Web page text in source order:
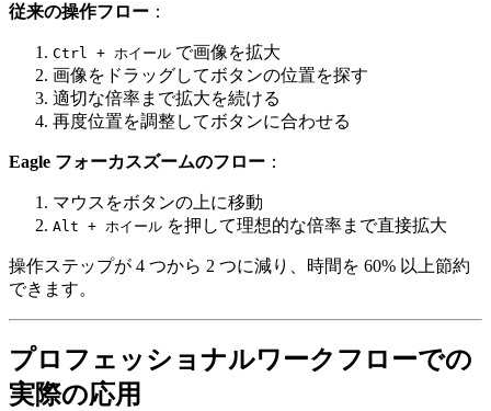
従来の操作フロー ：
Ctrl + ホイール で画像を拡大
画像をドラッグしてボタンの位置を探す
適切な倍率まで拡大を続ける
再度位置を調整してボタンに合わせる
Eagle フォーカスズームのフロー ：
マウスをボタンの上に移動
Alt + ホイール を押して理想的な倍率まで直接拡大
操作ステップが 4 つから 2 つに減り、時間を 60% 以上節約
できます。
プロフェッショナルワークフローでの
実際の応用